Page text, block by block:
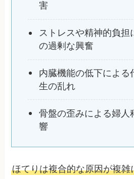
害
ストレスや精神的負担
の過剰な興奮
内臓機能の低下による
生の乱れ
骨盤の歪みによる婦人
響
ほてりは複合的な原因が複